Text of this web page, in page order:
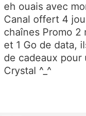
eh ouais avec
Canal offert 4
chaînes Promo
et 1 Go de data,
de cadeaux pour
Crystal ^_^